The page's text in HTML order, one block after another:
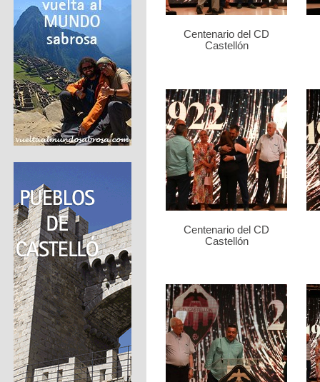
Centenario del CD
Castellón
Centenario del CD
Castellón